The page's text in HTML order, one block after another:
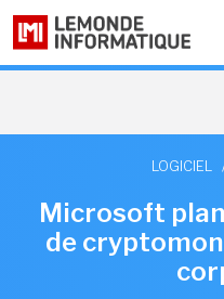
LOGICIEL
Microsoft
de